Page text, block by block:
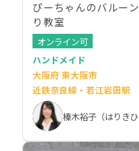
ぴーちゃんのバルー
り教室
オンライン可
ハンドメイド
大阪府 東大阪市
近鉄奈良線・若江岩田駅
榛木裕子（はりきひ